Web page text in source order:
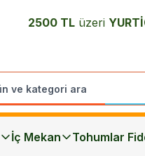
2500 TL üzeri
İç Mekan Tohumlar